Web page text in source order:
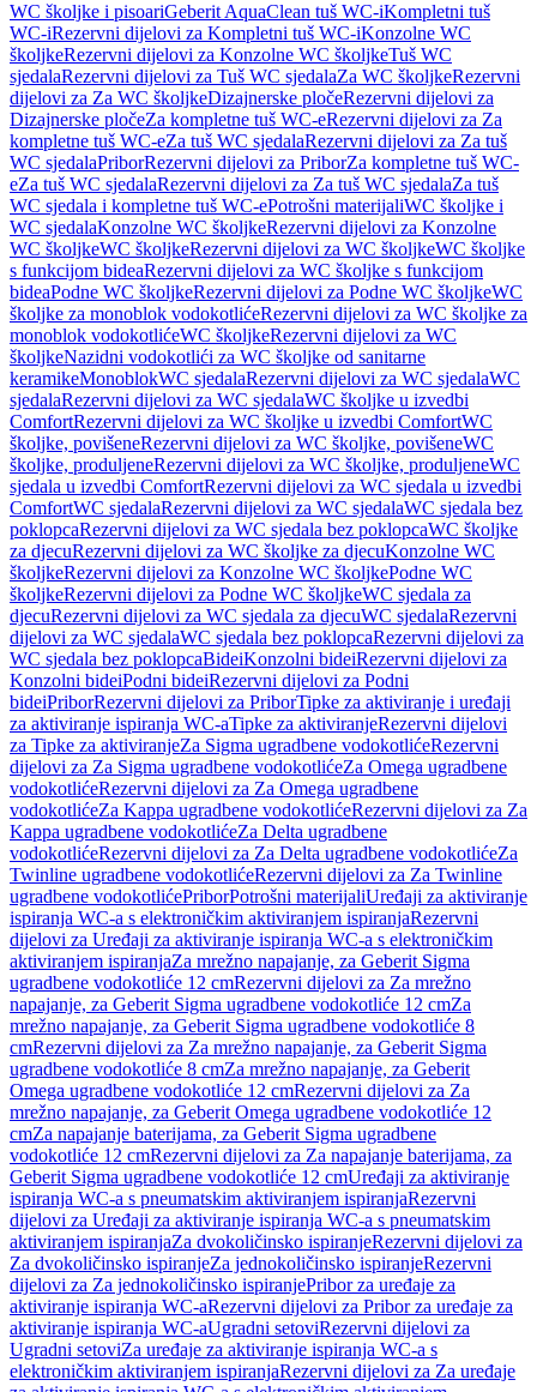
WC školjke i pisoariGeberit AquaClean tuš WC-iKompletni tuš
WC-iRezervni dijelovi za Kompletni tuš WC-iKonzolne WC
školjkeRezervni dijelovi za Konzolne WC školjkeTuš WC
sjedalaRezervni dijelovi za Tuš WC sjedalaZa WC školjkeRezervni
dijelovi za Za WC školjkeDizajnerske pločeRezervni dijelovi za
Dizajnerske pločeZa kompletne tuš WC-eRezervni dijelovi za Za
kompletne tuš WC-eZa tuš WC sjedalaRezervni dijelovi za Za tuš
WC sjedalaPriborRezervni dijelovi za PriborZa kompletne tuš WC-
eZa tuš WC sjedalaRezervni dijelovi za Za tuš WC sjedalaZa tuš
WC sjedala i kompletne tuš WC-ePotrošni materijaliWC školjke i
WC sjedalaKonzolne WC školjkeRezervni dijelovi za Konzolne
WC školjkeWC školjkeRezervni dijelovi za WC školjkeWC školjke
s funkcijom bideaRezervni dijelovi za WC školjke s funkcijom
bideaPodne WC školjkeRezervni dijelovi za Podne WC školjkeWC
školjke za monoblok vodokotlićeRezervni dijelovi za WC školjke za
monoblok vodokotlićeWC školjkeRezervni dijelovi za WC
školjkeNazidni vodokotlići za WC školjke od sanitarne
keramikeMonoblokWC sjedalaRezervni dijelovi za WC sjedalaWC
sjedalaRezervni dijelovi za WC sjedalaWC školjke u izvedbi
ComfortRezervni dijelovi za WC školjke u izvedbi ComfortWC
školjke, povišeneRezervni dijelovi za WC školjke, povišeneWC
školjke, produljeneRezervni dijelovi za WC školjke, produljeneWC
sjedala u izvedbi ComfortRezervni dijelovi za WC sjedala u izvedbi
ComfortWC sjedalaRezervni dijelovi za WC sjedalaWC sjedala bez
poklopcaRezervni dijelovi za WC sjedala bez poklopcaWC školjke
za djecuRezervni dijelovi za WC školjke za djecuKonzolne WC
školjkeRezervni dijelovi za Konzolne WC školjkePodne WC
školjkeRezervni dijelovi za Podne WC školjkeWC sjedala za
djecuRezervni dijelovi za WC sjedala za djecuWC sjedalaRezervni
dijelovi za WC sjedalaWC sjedala bez poklopcaRezervni dijelovi za
WC sjedala bez poklopcaBideiKonzolni bideiRezervni dijelovi za
Konzolni bideiPodni bideiRezervni dijelovi za Podni
bideiPriborRezervni dijelovi za PriborTipke za aktiviranje i uređaji
za aktiviranje ispiranja WC-aTipke za aktiviranjeRezervni dijelovi
za Tipke za aktiviranjeZa Sigma ugradbene vodokotlićeRezervni
dijelovi za Za Sigma ugradbene vodokotlićeZa Omega ugradbene
vodokotlićeRezervni dijelovi za Za Omega ugradbene
vodokotlićeZa Kappa ugradbene vodokotlićeRezervni dijelovi za Za
Kappa ugradbene vodokotlićeZa Delta ugradbene
vodokotlićeRezervni dijelovi za Za Delta ugradbene vodokotlićeZa
Twinline ugradbene vodokotlićeRezervni dijelovi za Za Twinline
ugradbene vodokotlićePriborPotrošni materijaliUređaji za aktiviranje
ispiranja WC-a s elektroničkim aktiviranjem ispiranjaRezervni
dijelovi za Uređaji za aktiviranje ispiranja WC-a s elektroničkim
aktiviranjem ispiranjaZa mrežno napajanje, za Geberit Sigma
ugradbene vodokotliće 12 cmRezervni dijelovi za Za mrežno
napajanje, za Geberit Sigma ugradbene vodokotliće 12 cmZa
mrežno napajanje, za Geberit Sigma ugradbene vodokotliće 8
cmRezervni dijelovi za Za mrežno napajanje, za Geberit Sigma
ugradbene vodokotliće 8 cmZa mrežno napajanje, za Geberit
Omega ugradbene vodokotliće 12 cmRezervni dijelovi za Za
mrežno napajanje, za Geberit Omega ugradbene vodokotliće 12
cmZa napajanje baterijama, za Geberit Sigma ugradbene
vodokotliće 12 cmRezervni dijelovi za Za napajanje baterijama, za
Geberit Sigma ugradbene vodokotliće 12 cmUređaji za aktiviranje
ispiranja WC-a s pneumatskim aktiviranjem ispiranjaRezervni
dijelovi za Uređaji za aktiviranje ispiranja WC-a s pneumatskim
aktiviranjem ispiranjaZa dvokoličinsko ispiranjeRezervni dijelovi za
Za dvokoličinsko ispiranjeZa jednokoličinsko ispiranjeRezervni
dijelovi za Za jednokoličinsko ispiranjePribor za uređaje za
aktiviranje ispiranja WC-aRezervni dijelovi za Pribor za uređaje za
aktiviranje ispiranja WC-aUgradni setoviRezervni dijelovi za
Ugradni setoviZa uređaje za aktiviranje ispiranja WC-a s
elektroničkim aktiviranjem ispiranjaRezervni dijelovi za Za uređaje